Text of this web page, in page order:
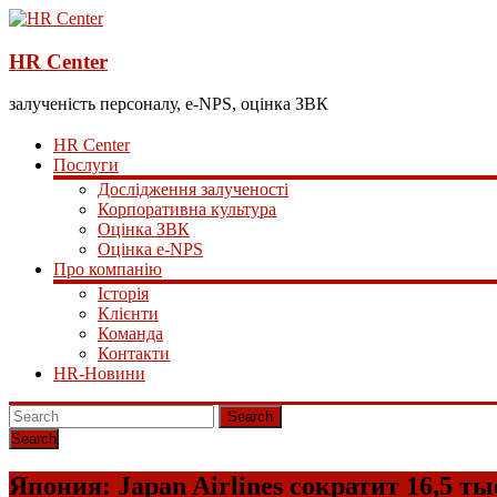
HR Center
залученість персоналу, e-NPS, оцінка ЗВК
HR Center
Послуги
Дослідження залученості
Корпоративна культура
Оцінка ЗВК
Оцінка e-NPS
Про компанію
Історія
Клієнти
Команда
Контакти
HR-Новини
Search
Япония: Japan Airlines сократит 16,5